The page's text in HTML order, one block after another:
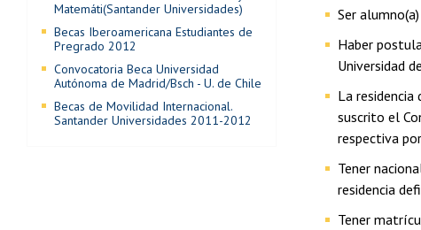
Ser
Haber
Universidad
La
suscrito el
respectiva
Tener
residencia
Tener
Matemáti(Santander Universidades)
Becas Iberoamericana Estudiantes de
Pregrado 2012
Convocatoria Beca Universidad
Autónoma de Madrid/Bsch - U. de Chile
Becas de Movilidad Internacional.
Santander Universidades 2011-2012